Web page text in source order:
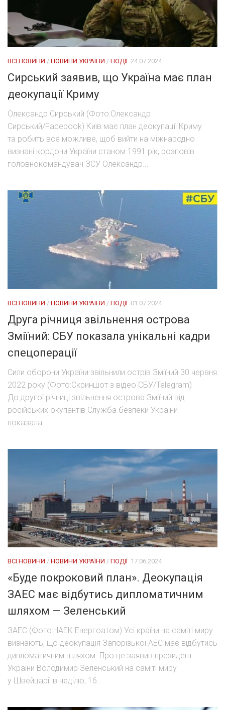
ВСІ НОВИНИ / НОВИНИ УКРАЇНИ / ПОДІЇ 24.07.2024
Сирський заявив, що Україна має план
деокупації Криму
Олександр Сирський (Фото:Олександр
Сирський/Facebook) Київ має план деокупації Криму
та робить все можливе, щоб вийти на міжнародно
визнані кордони України станом 1991 рік, розповів
головнокомандувач ЗСУ Олександр...
ВСІ НОВИНИ / НОВИНИ УКРАЇНИ / ПОДІЇ 01.07.2024
Друга річниця звільнення острова
Зміїний: СБУ показала унікальні кадри
спецоперації
Сили оборони України звільнили острів Зміїний 30 червня
2022 року (Фото:Скриншот з відео СБУ/Telegram)
До другої річниці звільнення острова Зміїний від
російських окупантів Служба безпеки України
показала...
ВСІ НОВИНИ / НОВИНИ УКРАЇНИ / ПОДІЇ 17.06.2024
«Буде покроковий план». Деокупація
ЗАЕС має відбутись дипломатичним
шляхом — Зеленський
ЗАЕС (Фото:НАЕК Енергоатом) Усі країни на саміті миру
визнають, що деокупація Запорізької АЕС має відбутись
дипломатичним шляхом. Про це заявив президент
України Володимир Зеленський на саміті миру
у Швейцарії в неділю, 16...